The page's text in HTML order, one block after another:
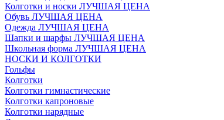
Колготки и носки ЛУЧШАЯ ЦЕНА
Обувь ЛУЧШАЯ ЦЕНА
Одежда ЛУЧШАЯ ЦЕНА
Шапки и шарфы ЛУЧШАЯ ЦЕНА
Школьная форма ЛУЧШАЯ ЦЕНА
НОСКИ И КОЛГОТКИ
Гольфы
Колготки
Колготки гимнастические
Колготки капроновые
Колготки нарядные